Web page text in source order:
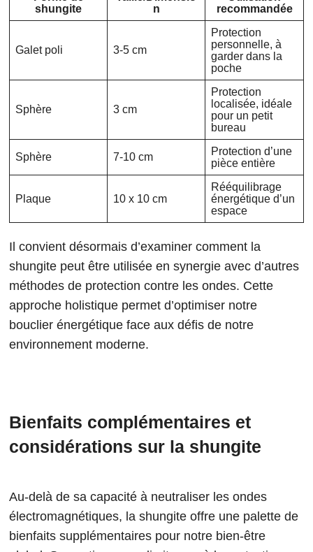
shungite
n
recommandée
Galet poli 3-5 cm
Protection
personnelle, à
garder dans la
poche
Sphère 3 cm
Protection
localisée, idéale
pour un petit
bureau
Sphère 7-10 cm
Protection d’une
pièce entière
Plaque 10 x 10 cm
Rééquilibrage
énergétique d’un
espace
Il convient désormais d’examiner comment la
shungite peut être utilisée en synergie avec d’autres
méthodes de protection contre les ondes. Cette
approche holistique permet d’optimiser notre
bouclier énergétique face aux défis de notre
environnement moderne.
Bienfaits complémentaires et
considérations sur la shungite
Au-delà de sa capacité à neutraliser les ondes
électromagnétiques, la shungite offre une palette de
bienfaits supplémentaires pour notre bien-être